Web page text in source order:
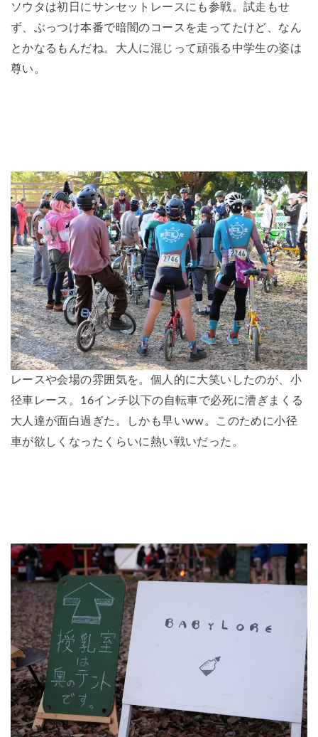
ソウタは初日にサンセットレースにも参戦。試走もせ
ず、ぶっつけ本番で暗闇のコースを走ってたけど、なん
とかなるもんだね。大人に混じって頑張る中学生の姿は
尊い。
レースや会場の雰囲気を。個人的に大笑いしたのが、小
径車レース。16インチ以下の自転車で必死に漕ぎまくる
大人達が面白過ぎた。しかも早いww。このために小径
車が欲しくなったくらいに熱い戦いだった。